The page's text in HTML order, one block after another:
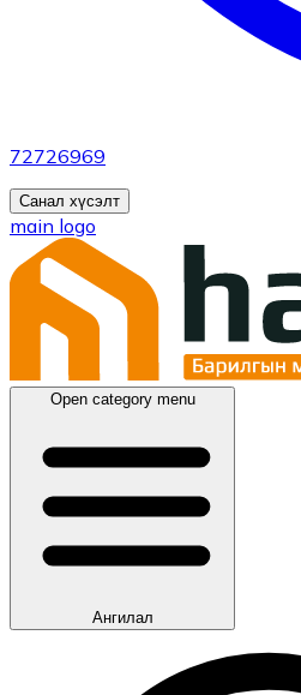
72726969
Санал хүсэлт
main logo
Open category menu
Ангилал